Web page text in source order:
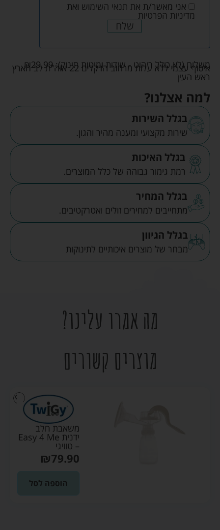
אני מאשר/ת את תנאי השימוש ואת
מדיניות הפרטיות
שלח
משלוח (לא כולל ריהוט - שידות ומיטות תינוק): ₪29.99
איסוף עצמי ללא עלות מרחוב הדקלים 22 אזה"ת לב הארץ
ראש העין
למה אצלנו?
בגלל השירות
שירות מקצועי ומענה מהיר והגון.
בגלל האיכות
רמת גימור גבוהה של כלל המוצרים.
בגלל המחיר
מתחייבים למחירים זולים ואטרקטיבים.
בגלל הגיוון
מבחר של מוצרים איכותיים לתינוקות
מה אמרו עלינו?
מוצרים קשורים
משאבת חלב
ידנית Easy 4 Me
– טוויגי
₪79.90
הוספה לסל